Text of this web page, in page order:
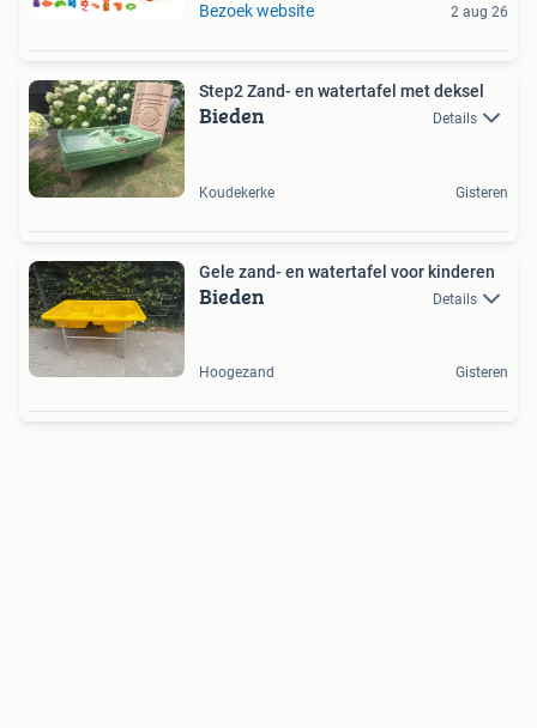
Bezoek website 2 aug 26
Step2 Zand- en watertafel met deksel
Bieden Details
Koudekerke Gisteren
Gele zand- en watertafel voor kinderen
Bieden Details
Hoogezand Gisteren